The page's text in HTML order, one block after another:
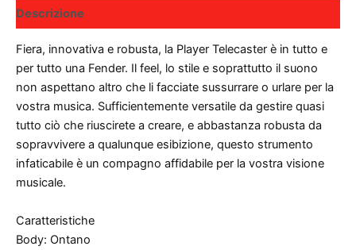
Descrizione
Fiera, innovativa e robusta, la Player Telecaster è in tutto e
per tutto una Fender. Il feel, lo stile e soprattutto il suono
non aspettano altro che li facciate sussurrare o urlare per la
vostra musica. Sufficientemente versatile da gestire quasi
tutto ciò che riuscirete a creare, e abbastanza robusta da
sopravvivere a qualunque esibizione, questo strumento
infaticabile è un compagno affidabile per la vostra visione
musicale.
Caratteristiche
Body: Ontano